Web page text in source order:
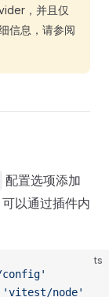
，并且仅
信息，请参阅
配置选项添加
以通过插件内
ts
'vitest/node'